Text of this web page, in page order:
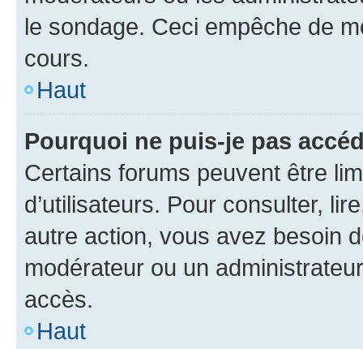
le sondage. Ceci empêche de
cours.
Haut
Pourquoi ne puis-je pas
Certains forums peuvent être
d’utilisateurs. Pour consulter,
autre action, vous avez besoin
modérateur ou un
accès.
Haut